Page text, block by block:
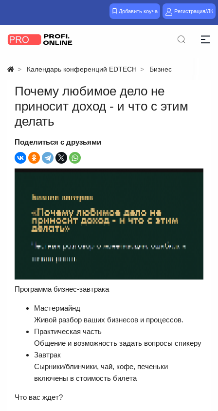
Добавить коуча Регистрация/ЛК
Календарь конференций EDTECH Бизнес
Почему любимое дело не
приносит доход - и что с этим
делать
Поделиться с друзьями
Программа бизнес-завтрака
Мастермайнд
Живой разбор ваших бизнесов и процессов.
Практическая часть
Общение и возможность задать вопросы спикеру
Завтрак
Сырники/блинчики, чай, кофе, печеньки
включены в стоимость билета
Что вас ждет?